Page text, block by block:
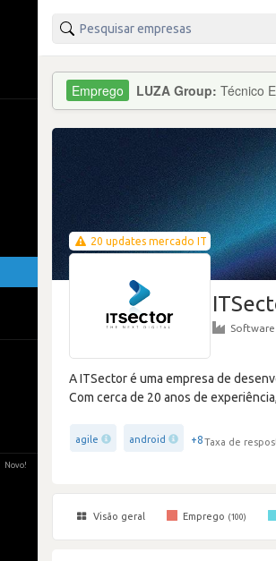
Novo!
LUZA Group: Técnico
20 updates mercado IT
A ITSector é uma empresa de
Com cerca de 20 anos de
agile android +8Taxa de
Visão geral Emprego (100)